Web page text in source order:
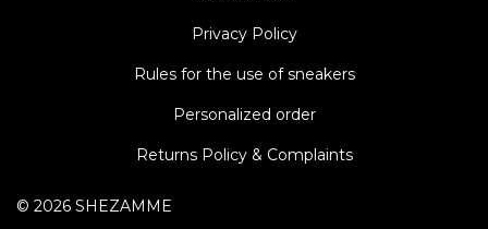
Privacy Policy
Rules for the use of sneakers
Personalized order
Returns Policy & Complaints
© 2026 SHEZAMME